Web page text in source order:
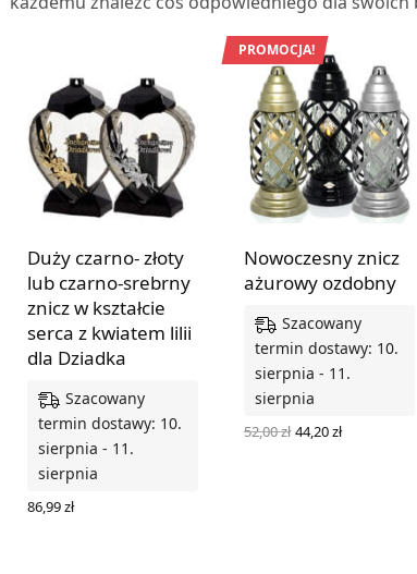
Duży czarno- złoty
lub czarno-srebrny
znicz w kształcie
serca z kwiatem lilii
dla Dziadka
Szacowany
termin dostawy: 10.
sierpnia - 11.
sierpnia
86,99zł
PROMOCJA!
Nowoczesny znicz
ażurowy ozdobny
Szacowany
termin dostawy: 10.
sierpnia - 11.
sierpnia
52,00zł Pierwotna
cena
44,20złAktualna